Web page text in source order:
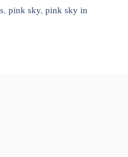
,pink sky,pink sky in